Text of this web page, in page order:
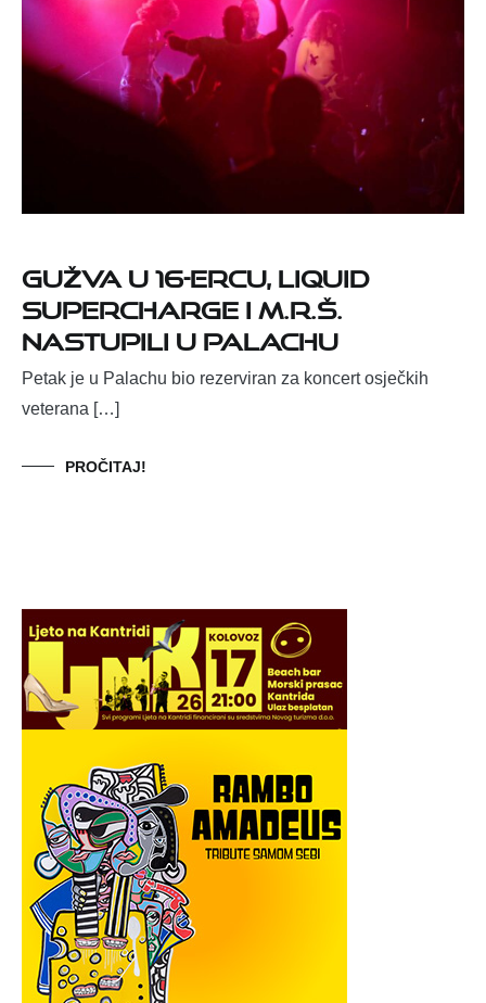
Gužva u 16-ercu, Liquid
SuperCharge i M.R.Š.
nastupili u Palachu
Petak je u Palachu bio rezerviran za koncert osječkih
veterana […]
PROČITAJ!